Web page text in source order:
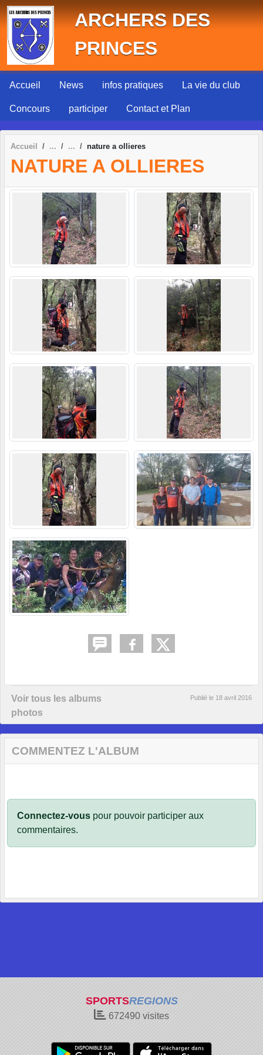
ARCHERS DES
PRINCES
Accueil News infos pratiques La vie du club
Concours participer Contact et Plan
Accueil nature a ollieres
NATURE A OLLIERES
Voir tous les albums
photos
Publié le 18 avril 2016
COMMENTEZ L'ALBUM
Connectez-vous pour pouvoir participer aux
commentaires.
SPORTSREGIONS
672490 visites
Panneau de gestion des cookies